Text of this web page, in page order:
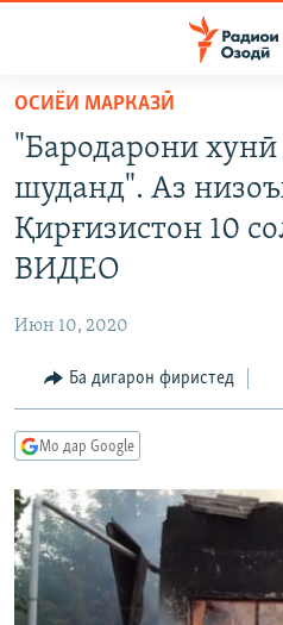
Ҷаҳиш
мояи
аслӣ
Ҷаҳиш
ба
феҳристи
Ҷаҳиш
ҷустор
ГӮШАҲО
СИЁСАТ
ҶОМЕА
ФАРҲАНГ
МЕҲМОНИ ОЗОДӢ
ГАПИ ОЗОД
РӮЗГОРИ МУҲОҶИР
САЛОМ, ХОҲАР
ҶАНГ ДАР УКРАИНА
НАЗАРИ МАРДУМ
БЛОГИСТОН
ЧАНДРАСОНАӢ
НИГОРИСТОН
ГУЗОРИШҲОИ РАДИОӢ
КИТОБҲОИ ОЗОДӢ
Русский
ОСИЁИ МАРКАЗӢ
"Бародарони
шуданд". Аз
Қирғизистон 10
ВИДЕО
Июн 10, 2020
Ба дигарон фиристед
Мо дар Google